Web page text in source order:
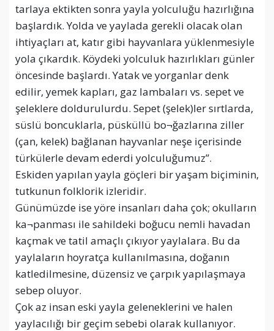
tarlaya ektikten sonra yayla yolculuğu hazırlığına
başlardık. Yolda ve yaylada gerekli olacak olan
ihtiyaçları at, katır gibi hayvanlara yüklenmesiyle
yola çıkardık. Köydeki yolculuk hazırlıkları günler
öncesinde başlardı. Yatak ve yorganlar denk
edilir, yemek kapları, gaz lambaları vs. sepet ve
şeleklere doldurulurdu. Sepet (şelek)ler sırtlarda,
süslü boncuklarla, püsküllü bo¬ğazlarına ziller
(çan, kelek) bağlanan hayvanlar neşe içerisinde
türkülerle devam ederdi yolculuğumuz”.
Eskiden yapılan yayla göçleri bir yaşam biçiminin,
tutkunun folklorik izleridir.
Günümüzde ise yöre insanları daha çok; okulların
ka¬panması ile sahildeki boğucu nemli havadan
kaçmak ve tatil amaçlı çıkıyor yaylalara. Bu da
yaylaların hoyratça kullanılmasına, doğanın
katledilmesine, düzensiz ve çarpık yapılaşmaya
sebep oluyor.
Çok az insan eski yayla geleneklerini ve halen
yaylacılığı bir geçim sebebi olarak kullanıyor.